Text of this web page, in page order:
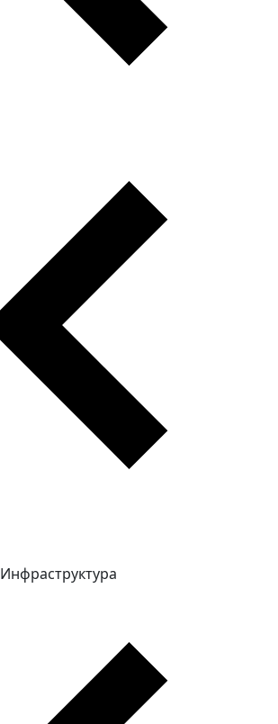
Инфраструктура